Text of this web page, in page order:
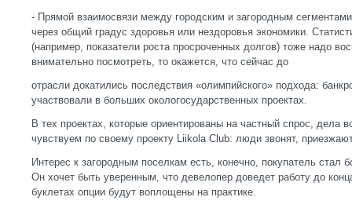
- Прямой взаимосвязи между городским и загородным
через общий градус здоровья или нездоровья экономики.
(например, показатели роста просроченных долгов) тоже надо
внимательно посмотреть, то окажется, что сейчас до
отрасли докатились последствия «олимпийского» подхода:
участвовали в больших окологосударственных проектах.
В тех проектах, которые ориентированы на частный спрос, дела
чувствуем по своему проекту Liikola Club: люди звонят,
Интерес к загородным поселкам есть, конечно, покупатель
Он хочет быть уверенным, что девелопер доведет работу до
буклетах опции будут воплощены на практике.